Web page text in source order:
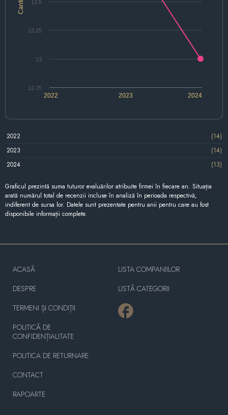
2022 2024
2023
12.75
13
13.25
13.5
2022
(14)
2023
(14)
2024
(13)
Graficul prezintă suma tuturor evaluărilor atribuite firmei în fiecare an. Situația
arată numărul total de recenzii incluse în analiză în perioada respectivă,
indiferent de sursa lor. Datele sunt prezentate pentru anii pentru care au fost
disponibile informații complete.
ACASĂ
DESPRE
TERMENI ȘI CONDIȚII
POLITICĂ DE
CONFIDENȚIALITATE
POLITICA DE RETURNARE
CONTACT
RAPOARTE
LISTA COMPANIILOR
LISTĂ CATEGORII